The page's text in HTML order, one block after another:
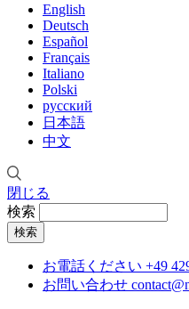
English
Deutsch
Español
Français
Italiano
Polski
русский
日本語
中文
閉じる
検索
お電話ください +49
お問い合わせ